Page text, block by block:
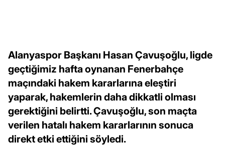
Alanyaspor Başkanı Hasan Çavuşoğlu, ligde
geçtiğimiz hafta oynanan Fenerbahçe
maçındaki hakem kararlarına eleştiri
yaparak, hakemlerin daha dikkatli olması
gerektiğini belirtti. Çavuşoğlu, son maçta
verilen hatalı hakem kararlarının sonuca
direkt etki ettiğini söyledi.